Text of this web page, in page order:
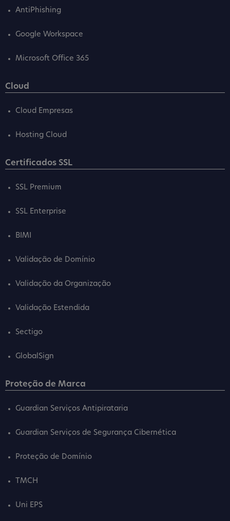
AntiPhishing
Google Workspace
Microsoft Office 365
Cloud
Cloud Empresas
Hosting Cloud
Certificados SSL
SSL Premium
SSL Enterprise
BIMI
Validação de Domínio
Validação da Organização
Validação Estendida
Sectigo
GlobalSign
Proteção de Marca
Guardian Serviços Antipirataria
Guardian Serviços de Segurança Cibernética
Proteção de Domínio
TMCH
Uni EPS